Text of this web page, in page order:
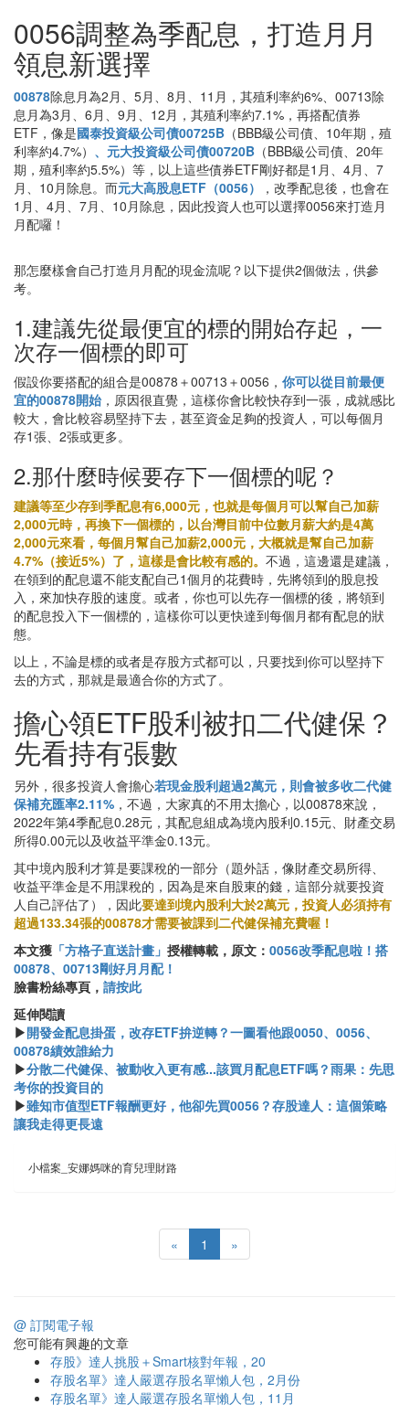
0056調整為季配息，打造月月
領息新選擇
00878除息月為2月、5月、8月、11月，其殖利率約6%、00713除
息月為3月、6月、9月、12月，其殖利率約7.1%，再搭配債券
ETF，像是國泰投資級公司債00725B （BBB級公司債、10年期，殖
利率約4.7%） 、元大投資級公司債00720B （BBB級公司債、20年
期，殖利率約5.5%）等，以上這些債券ETF剛好都是1月、4月、7
月、10月除息。而元大高股息ETF（0056）
，改季配息後，也會在
1月、4月、7月、10月除息，因此投資人也可以選擇0056來打造月
月配囉！
那怎麼樣會自己打造月月配的現金流呢？以下提供2個做法，供參
考。
1.建議先從最便宜的標的開始存起，一
次存一個標的即可
假設你要搭配的組合是00878＋00713＋0056， 你可以從目前最便
宜的00878開始 ，原因很直覺，這樣你會比較快存到一張，成就感比
較大，會比較容易堅持下去，甚至資金足夠的投資人，可以每個月
存1張、2張或更多。
2.那什麼時候要存下一個標的呢？
建議等至少存到季配息有6,000元，也就是每個月可以幫自己加薪
2,000元時，再換下一個標的，以台灣目前中位數月薪大約是4萬
2,000元來看，每個月幫自己加薪2,000元，大概就是幫自己加薪
4.7%（接近5%）了，這樣是會比較有感的。 不過，這邊還是建議，
在領到的配息還不能支配自己1個月的花費時，先將領到的股息投
入，來加快存股的速度。或者，你也可以先存一個標的後，將領到
的配息投入下一個標的，這樣你可以更快達到每個月都有配息的狀
態。
以上，不論是標的或者是存股方式都可以，只要找到你可以堅持下
去的方式，那就是最適合你的方式了。
擔心領ETF股利被扣二代健保？
先看持有張數
另外，很多投資人會擔心若現金股利超過2萬元，則會被多收二代健
保補充匯率2.11% ，不過，大家真的不用太擔心，以00878來說，
2022年第4季配息0.28元，其配息組成為境內股利0.15元、財產交易
所得0.00元以及收益平準金0.13元。
其中境內股利才算是要課稅的一部分（題外話，像財產交易所得、
收益平準金是不用課稅的，因為是來自股東的錢，這部分就要投資
人自己評估了），因此要達到境內股利大於2萬元，投資人必須持有
超過133.34張的00878才需要被課到二代健保補充費喔！
本文獲 「方格子直送計畫」 授權轉載，原文： 0056改季配息啦！搭
00878、00713剛好月月配！
臉書粉絲專頁， 請按此
​​延伸閱讀
▶開發金配息掛蛋，改存ETF拚逆轉？一圖看他跟0050、0056、
00878績效誰給力
▶分散二代健保、被動收入更有感...該買月配息ETF嗎？雨果：先思
考你的投資目的
▶雖知市值型ETF報酬更好，他卻先買0056？存股達人：這個策略
讓我走得更長遠
小檔案_安娜媽咪的育兒理財路
« 1 »
@ 訂閱電子報
您可能有興趣的文章
存股》達人挑股＋Smart核對年報，20
存股名單》達人嚴選存股名單懶人包，2月份
存股名單》達人嚴選存股名單懶人包，11月